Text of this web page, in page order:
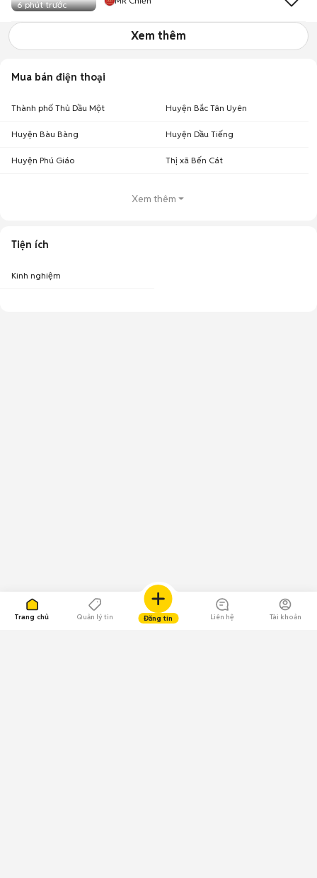
Trang chủ Quản lý tin Đăng tin Liên hệ Tài khoản
6 phút trước
Xem thêm
Mua bán điện thoại
Thành phố Thủ Dầu Một Huyện Bắc Tân Uyên
Huyện Bàu Bàng Huyện Dầu Tiếng
Huyện Phú Giáo Thị xã Bến Cát
Xem thêm
Tiện ích
Kinh nghiệm